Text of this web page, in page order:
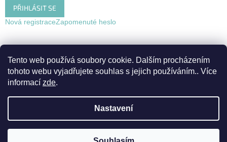
Tento web používá soubory cookie. Dalším procházením
tohoto webu vyjadřujete souhlas s jejich používáním.. Více
informací zde.
Nastavení
PŘIHLÁSIT SE
Nová registraceZapomenuté heslo
Vytvořil Shoptet